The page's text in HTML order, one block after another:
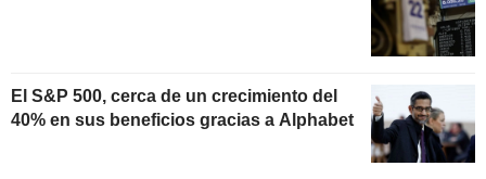
El S&P 500, cerca de un crecimiento del
40% en sus beneficios gracias a Alphabet